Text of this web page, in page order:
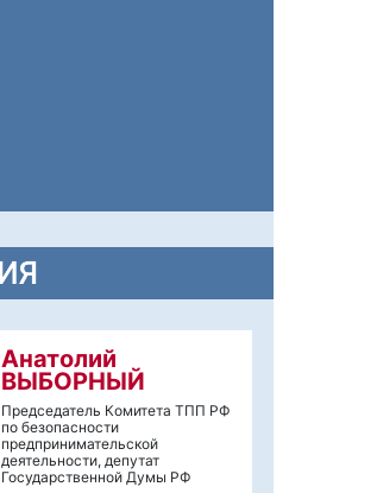
Анатолий
ВЫБОРНЫЙ
Председатель Комитета ТПП РФ
по безопасности
предпринимательской
деятельности, депутат
Государственной Думы РФ